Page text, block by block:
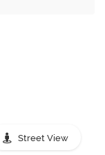
Street View